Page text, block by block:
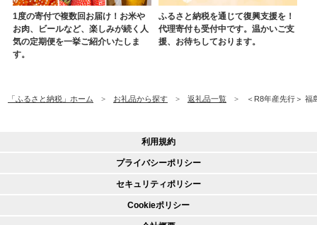
1度の寄付で複数回お届け！お米や
お肉、ビールなど、楽しみが続く人
気の定期便を一挙ご紹介いたしま
す。
ふるさと納税を通じて復興支援を！
代理寄付も受付中です。温かいご支
援、お待ちしております。
「ふるさと納税」ホーム お礼品から探す 返礼品一覧 ＜R8年産先行＞
利用規約
プライバシーポリシー
セキュリティポリシー
Cookieポリシー